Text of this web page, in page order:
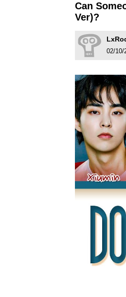
Can
Ver)?
02/10/